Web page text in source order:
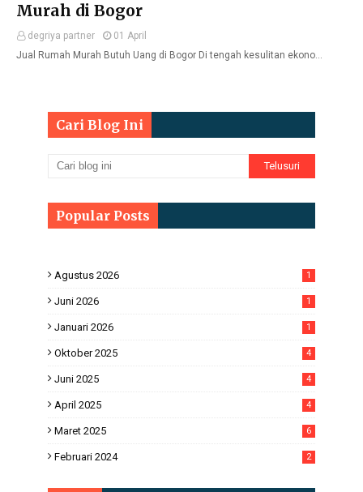
Murah di Bogor
degriya partner
01 April
Jual Rumah Murah Butuh Uang di Bogor Di tengah kesulitan ekono…
Cari Blog Ini
Popular Posts
Agustus 2026 1
Juni 2026 1
Januari 2026 1
Oktober 2025 4
Juni 2025 4
April 2025 4
Maret 2025 6
Februari 2024 2